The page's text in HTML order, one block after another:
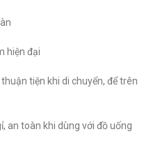
hiện đại
tiện khi di chuyển, để trên
an toàn khi dùng với đồ uống